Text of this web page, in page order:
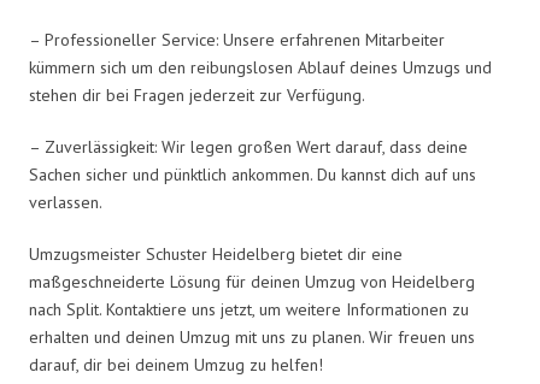
– Professioneller Service: Unsere erfahrenen Mitarbeiter
kümmern sich um den reibungslosen Ablauf deines Umzugs und
stehen dir bei Fragen jederzeit zur Verfügung.
– Zuverlässigkeit: Wir legen großen Wert darauf, dass deine
Sachen sicher und pünktlich ankommen. Du kannst dich auf uns
verlassen.
Umzugsmeister Schuster Heidelberg bietet dir eine
maßgeschneiderte Lösung für deinen Umzug von Heidelberg
nach Split. Kontaktiere uns jetzt, um weitere Informationen zu
erhalten und deinen Umzug mit uns zu planen. Wir freuen uns
darauf, dir bei deinem Umzug zu helfen!